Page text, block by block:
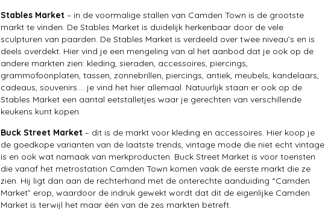
Stables Market – in de voormalige stallen van Camden Town is de grootste
markt te vinden. De Stables Market is duidelijk herkenbaar door de vele
sculpturen van paarden. De Stables Market is verdeeld over twee niveau’s en is
deels overdekt. Hier vind je een mengeling van al het aanbod dat je ook op de
andere markten zien: kleding, sieraden, accessoires, piercings,
grammofoonplaten, tassen, zonnebrillen, piercings, antiek, meubels, kandelaars,
cadeaus, souvenirs…. je vind het hier allemaal. Natuurlijk staan er ook op de
Stables Market een aantal eetstalletjes waar je gerechten van verschillende
keukens kunt kopen.
Buck Street Market – dit is de markt voor kleding en accessoires. Hier koop je
de goedkope varianten van de laatste trends, vintage mode die niet echt vintage
is en ook wat namaak van merkproducten. Buck Street Market is voor toeristen
die vanaf het metrostation Camden Town komen vaak de eerste markt die ze
zien. Hij ligt dan aan de rechterhand met de onterechte aanduiding “Camden
Market” erop, waardoor de indruk gewekt wordt dat dit de eigenlijke Camden
Market is terwijl het maar één van de zes markten betreft.